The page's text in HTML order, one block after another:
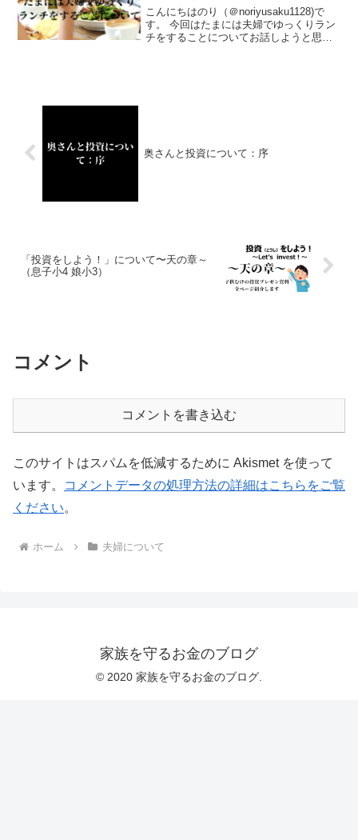
こんにちはのり（＠noriyusaku1128)で
す。 今回はたまには夫婦でゆっくりラン
チをすることについてお話しようと思い
奥さんと投資について：序
「投資をしよう！」について〜天の章～
（息子小4 娘小3）
コメント
コメントを書き込む
このサイトはスパムを低減するために Akismet を使って
います。
コメントデータの処理方法の詳細はこちらをご覧
ください。
ホーム 夫婦について
家族を守るお金のブログ
© 2020 家族を守るお金のブログ.